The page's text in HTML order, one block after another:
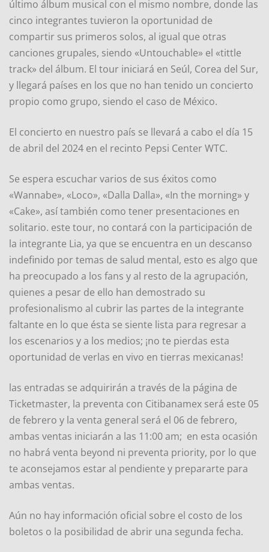
último álbum musical con el mismo nombre, donde las
cinco integrantes tuvieron la oportunidad de
compartir sus primeros solos, al igual que otras
canciones grupales, siendo «Untouchable» el «tittle
track» del álbum. El tour iniciará en Seúl, Corea del Sur,
y llegará países en los que no han tenido un concierto
propio como grupo, siendo el caso de México.
El concierto en nuestro país se llevará a cabo el día 15
de abril del 2024 en el recinto Pepsi Center WTC.
Se espera escuchar varios de sus éxitos como
«Wannabe», «Loco», «Dalla Dalla», «In the morning» y
«Cake», así también como tener presentaciones en
solitario. este tour, no contará con la participación de
la integrante Lia, ya que se encuentra en un descanso
indefinido por temas de salud mental, esto es algo que
ha preocupado a los fans y al resto de la agrupación,
quienes a pesar de ello han demostrado su
profesionalismo al cubrir las partes de la integrante
faltante en lo que ésta se siente lista para regresar a
los escenarios y a los medios; ¡no te pierdas esta
oportunidad de verlas en vivo en tierras mexicanas!
las entradas se adquirirán a través de la página de
Ticketmaster, la preventa con Citibanamex será este 05
de febrero y la venta general será el 06 de febrero,
ambas ventas iniciarán a las 11:00 am; en esta ocasión
no habrá venta beyond ni preventa priority, por lo que
te aconsejamos estar al pendiente y prepararte para
ambas ventas.
Aún no hay información oficial sobre el costo de los
boletos o la posibilidad de abrir una segunda fecha.